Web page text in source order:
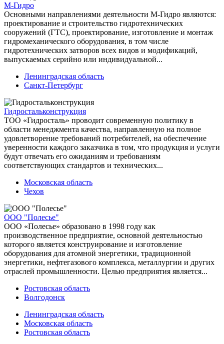
М-Гидро
Основными направлениями деятельности М-Гидро являются:
проектирование и строительство гидротехнических
сооружений (ГТС), проектирование, изготовление и монтаж
гидромеханического оборудования, в том числе
гидротехнических затворов всех видов и модификаций,
выпускаемых серийно или индивидуальной...
Ленинградская область
Санкт-Петербург
Гидростальконструкция
ТОО «Гидросталь» проводит современную политику в
области менеджмента качества, направленную на полное
удовлетворение требований потребителей, на обеспечение
уверенности каждого заказчика в том, что продукция и услуги
будут отвечать его ожиданиям и требованиям
соответствующих стандартов и технических...
Московская область
Чехов
ООО "Полесье"
ООО «Полесье» образовано в 1998 году как
производственное предприятие, основной деятельностью
которого является конструирование и изготовление
оборудования для атомной энергетики, традиционной
энергетики, нефтегазового комплекса, металлургии и других
отраслей промышленности. Целью предприятия является...
Ростовская область
Волгодонск
Ленинградская область
Московская область
Ростовская область